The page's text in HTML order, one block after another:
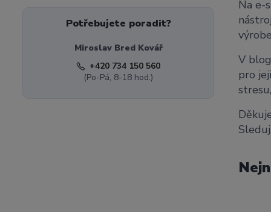
Potřebujete poradit?
Miroslav Bred Kovář
+420 734 150 560
(Po-Pá, 8-18 hod.)
Na e-
V
pro